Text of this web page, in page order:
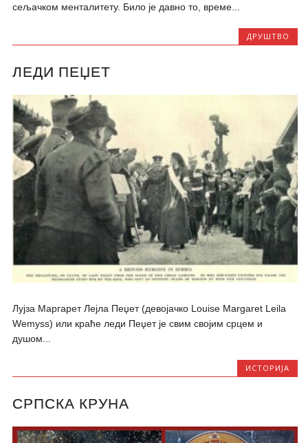
сељачком менталитету. Било је давно то, време...
ДРУШТВО
ЛЕДИ ПЕЏЕТ
Лујза Маргарет Лејла Пеџет (девојачко Louise Margaret Leila
Wemyss) или краће леди Пеџет је свим својим срцем и
душом...
ИСТОРИЈА
СРПСКА КРУНА